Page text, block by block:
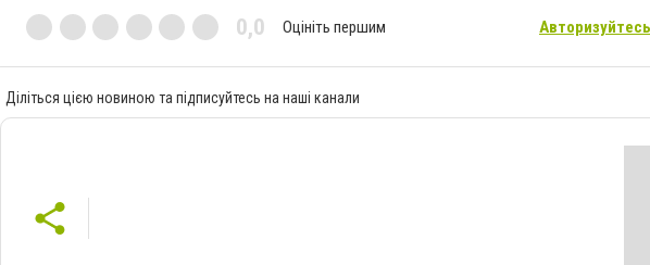
0,0 Оцініть першим Авторизуйтесь
Діліться цією новиною та підписуйтесь на наші канали